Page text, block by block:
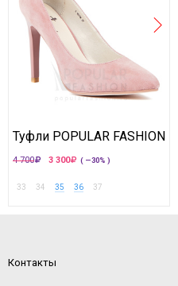
Туфли POPULAR FASHION
4 700 3 300 ( —30% )
33 34 35 36 37
Контакты